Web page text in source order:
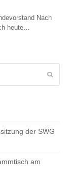
Nach
heute…
der SWG
am